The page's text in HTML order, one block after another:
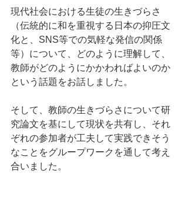
現代社会における生徒の生きづらさ
（伝統的に和を重視する日本の抑圧文
化と、SNS等での気軽な発信の関係
等）について、どのように理解して、
教師がどのようにかかわればよいのか
という話題をお話しました。
そして、教師の生きづらさについて研
究論文を基にして現状を共有し、それ
ぞれの参加者が工夫して実践できそう
なことをグループワークを通して考え
合いました。